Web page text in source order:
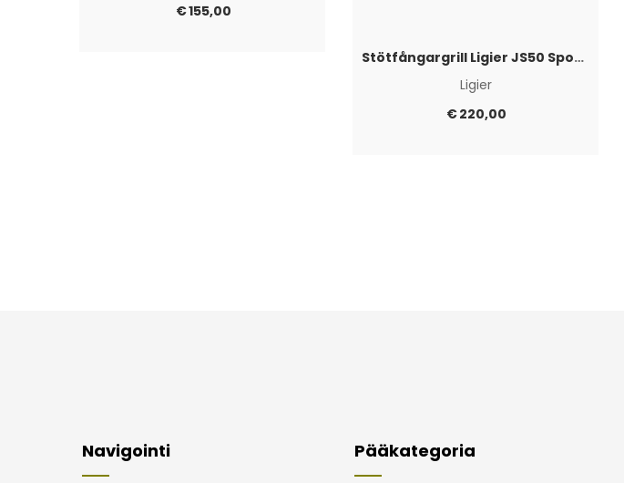
€155,00
Stötfångargrill Ligier JS50 Sport 2017+
Ligier
€220,00
Navigointi Pääkategoria